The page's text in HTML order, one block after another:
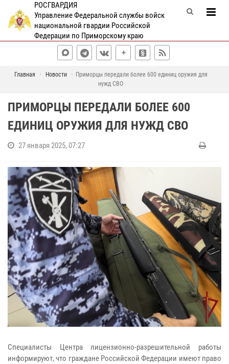
РОСГВАРДИЯ
Управление Федеральной службы войск
национальной гвардии Российской
Федерации по Приморскому краю
Главная Новости
Приморцы передали более 600 единиц оружия для
нужд СВО
ПРИМОРЦЫ ПЕРЕДАЛИ БОЛЕЕ 600
ЕДИНИЦ ОРУЖИЯ ДЛЯ НУЖД СВО
27 января 2025, 07:27
Специалисты Центра лицензионно-разрешительной работы
информируют, что граждане Российской Федерации имеют право